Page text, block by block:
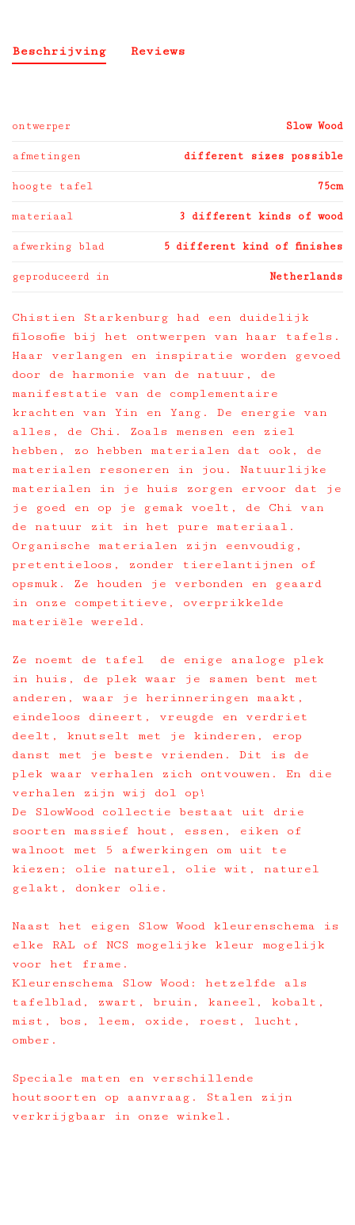
Beschrijving Reviews
ontwerper Slow Wood
afmetingen different sizes possible
hoogte tafel 75cm
materiaal 3 different kinds of wood
afwerking blad 5 different kind of finishes
geproduceerd in Netherlands
Chistien Starkenburg had een duidelijk
filosofie bij het ontwerpen van haar tafels.
Haar verlangen en inspiratie worden gevoed
door de harmonie van de natuur, de
manifestatie van de complementaire
krachten van Yin en Yang. De energie van
alles, de Chi. Zoals mensen een ziel
hebben, zo hebben materialen dat ook, de
materialen resoneren in jou. Natuurlijke
materialen in je huis zorgen ervoor dat je
je goed en op je gemak voelt, de Chi van
de natuur zit in het pure materiaal.
Organische materialen zijn eenvoudig,
pretentieloos, zonder tierelantijnen of
opsmuk. Ze houden je verbonden en geaard
in onze competitieve, overprikkelde
materiële wereld.
Ze noemt de tafel de enige analoge plek
in huis, de plek waar je samen bent met
anderen, waar je herinneringen maakt,
eindeloos dineert, vreugde en verdriet
deelt, knutselt met je kinderen, erop
danst met je beste vrienden. Dit is de
plek waar verhalen zich ontvouwen. En die
verhalen zijn wij dol op!
De SlowWood collectie bestaat uit drie
soorten massief hout, essen, eiken of
walnoot met 5 afwerkingen om uit te
kiezen; olie naturel, olie wit, naturel
gelakt, donker olie.
Naast het eigen Slow Wood kleurenschema is
elke RAL of NCS mogelijke kleur mogelijk
voor het frame.
Kleurenschema Slow Wood: hetzelfde als
tafelblad, zwart, bruin, kaneel, kobalt,
mist, bos, leem, oxide, roest, lucht,
omber.
Speciale maten en verschillende
houtsoorten op aanvraag. Stalen zijn
verkrijgbaar in onze winkel.